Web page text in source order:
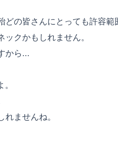
どの皆さんにとっても許容
クかもしれません。
から...
ませんね。